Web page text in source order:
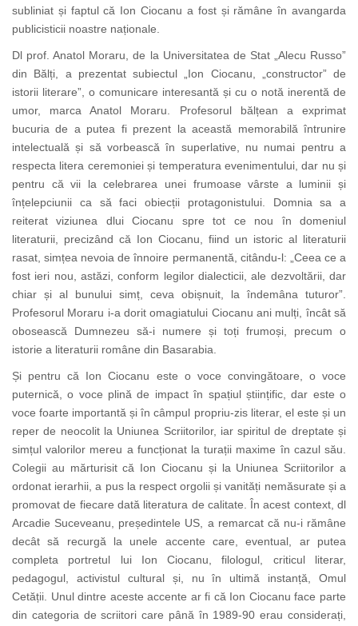
subliniat și faptul că Ion Ciocanu a fost și rămâne în avangarda
publicisticii noastre naționale.
Dl prof. Anatol Moraru, de la Universitatea de Stat „Alecu Russo”
din Bălți, a prezentat subiectul „Ion Ciocanu, „constructor” de
istorii literare”, o comunicare interesantă și cu o notă inerentă de
umor, marca Anatol Moraru. Profesorul bălțean a exprimat
bucuria de a putea fi prezent la această memorabilă întrunire
intelectuală și să vorbească în superlative, nu numai pentru a
respecta litera ceremoniei și temperatura evenimentului, dar nu și
pentru că vii la celebrarea unei frumoase vârste a luminii și
înțelepciunii ca să faci obiecții protagonistului. Domnia sa a
reiterat viziunea dlui Ciocanu spre tot ce nou în domeniul
literaturii, precizând că Ion Ciocanu, fiind un istoric al literaturii
rasat, simțea nevoia de înnoire permanentă, citându-l: „Ceea ce a
fost ieri nou, astăzi, conform legilor dialecticii, ale dezvoltării, dar
chiar și al bunului simț, ceva obișnuit, la îndemâna tuturor”.
Profesorul Moraru i-a dorit omagiatului Ciocanu ani mulți, încât să
obosească Dumnezeu să-i numere și toți frumoși, precum o
istorie a literaturii române din Basarabia.
Și pentru că Ion Ciocanu este o voce convingătoare, o voce
puternică, o voce plină de impact în spațiul științific, dar este o
voce foarte importantă și în câmpul propriu-zis literar, el este și un
reper de neocolit la Uniunea Scriitorilor, iar spiritul de dreptate și
simțul valorilor mereu a funcționat la turații maxime în cazul său.
Colegii au mărturisit că Ion Ciocanu și la Uniunea Scriitorilor a
ordonat ierarhii, a pus la respect orgolii și vanități nemăsurate și a
promovat de fiecare dată literatura de calitate. În acest context, dl
Arcadie Suceveanu, președintele US, a remarcat că nu-i rămâne
decât să recurgă la unele accente care, eventual, ar putea
completa portretul lui Ion Ciocanu, filologul, criticul literar,
pedagogul, activistul cultural și, nu în ultimă instanță, Omul
Cetății. Unul dintre aceste accente ar fi că Ion Ciocanu face parte
din categoria de scriitori care până în 1989-90 erau considerați,